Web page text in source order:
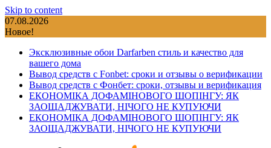
Skip to content
07.08.2026
Новое!
Эксклюзивные обои Darfarben стиль и качество для
вашего дома
Вывод средств с Fonbet: сроки и отзывы о верификации
Вывод средств с Фонбет: сроки, отзывы и верификация
ЕКОНОМІКА ДОФАМІНОВОГО ШОПІНГУ: ЯК
ЗАОЩАДЖУВАТИ, НІЧОГО НЕ КУПУЮЧИ
ЕКОНОМІКА ДОФАМІНОВОГО ШОПІНГУ: ЯК
ЗАОЩАДЖУВАТИ, НІЧОГО НЕ КУПУЮЧИ